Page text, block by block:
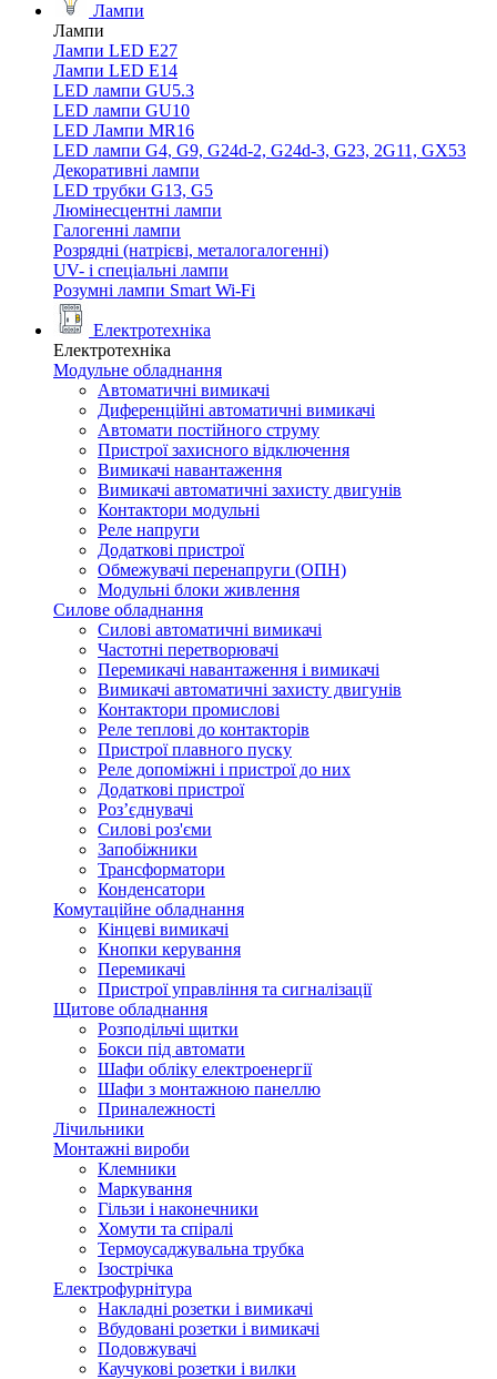
Лампи
Лампи
Лампи LED E27
Лампи LED Е14
LED лампи GU5.3
LED лампи GU10
LED Лампи MR16
LED лампи G4, G9, G24d-2, G24d-3, G23, 2G11, GX53
Декоративні лампи
LED трубки G13, G5
Люмінесцентні лампи
Галогенні лампи
Розрядні (натрієві, металогалогенні)
UV- і спеціальні лампи
Розумні лампи Smart Wi-Fi
Електротехніка
Електротехніка
Модульне обладнання
Автоматичні вимикачі
Диференційні автоматичні вимикачі
Автомати постійного струму
Пристрої захисного відключення
Вимикачі навантаження
Вимикачі автоматичні захисту двигунів
Контактори модульні
Реле напруги
Додаткові пристрої
Обмежувачі перенапруги (ОПН)
Модульні блоки живлення
Силове обладнання
Силові автоматичні вимикачі
Частотні перетворювачі
Перемикачі навантаження і вимикачі
Вимикачі автоматичні захисту двигунів
Контактори промислові
Реле теплові до контакторів
Пристрої плавного пуску
Реле допоміжні і пристрої до них
Додаткові пристрої
Роз’єднувачі
Силові роз'єми
Запобіжники
Трансформатори
Конденсатори
Комутаційне обладнання
Кінцеві вимикачі
Кнопки керування
Перемикачі
Пристрої управління та сигналізації
Щитове обладнання
Розподільчі щитки
Бокси під автомати
Шафи обліку електроенергії
Шафи з монтажною панеллю
Приналежності
Лічильники
Монтажні вироби
Клемники
Маркування
Гільзи і наконечники
Хомути та спіралі
Термоусаджувальна трубка
Ізострічка
Електрофурнітура
Накладні розетки і вимикачі
Вбудовані розетки і вимикачі
Подовжувачі
Каучукові розетки і вилки